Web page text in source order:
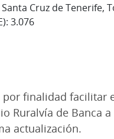
Cruz de Tenerife,
3.076
finalidad
Ruralvía de Banca
actualización.